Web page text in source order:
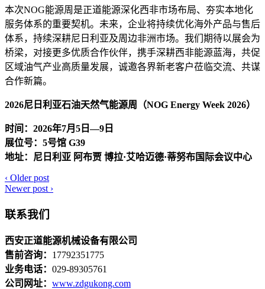
本次NOG能源周是正道能源深化西非市场布局、夯实本地化
服务体系的重要契机。未来，企业将持续优化海外产品与售后
体系，持续深耕尼日利亚及周边非洲市场。我们期待以展会为
桥梁，对接更多优质合作伙伴，携手深耕西非能源蓝海，共促
区域油气产业高质量发展，诚邀各界新老客户莅临交流、共谋
合作新篇。
2026尼日利亚石油天然气能源周（NOG Energy Week 2026）
时间：2026年7月5日—9日
展位号：5号馆 G39
地址：尼日利亚 阿布贾 博拉·艾哈迈德·蒂努布国际会议中心
‹ Older post
Newer post ›
联系我们
西安正道能源机械设备有限公司
售前咨询： 17792351775
业务电话： 029-89305761
公司网址： www.zdgukong.com